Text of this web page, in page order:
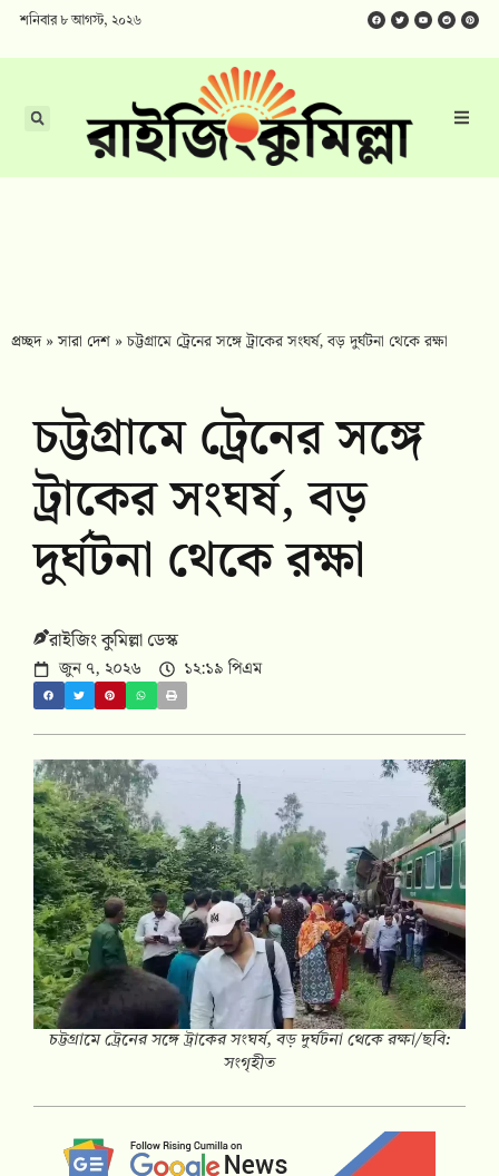
শনিবার ৮ আগস্ট, ২০২৬
প্রচ্ছদ»সারা দেশ »চট্টগ্রামে ট্রেনের সঙ্গে ট্রাকের সংঘর্ষ, বড় দুর্ঘটনা থেকে রক্ষা
চট্টগ্রামে ট্রেনের সঙ্গে
ট্রাকের সংঘর্ষ, বড়
দুর্ঘটনা থেকে রক্ষা
রাইজিং কুমিল্লা ডেস্ক
জুন ৭, ২০২৬ ১২:১৯ পিএম
চট্টগ্রামে ট্রেনের সঙ্গে ট্রাকের সংঘর্ষ, বড় দুর্ঘটনা থেকে রক্ষা/ছবি:
সংগৃহীত